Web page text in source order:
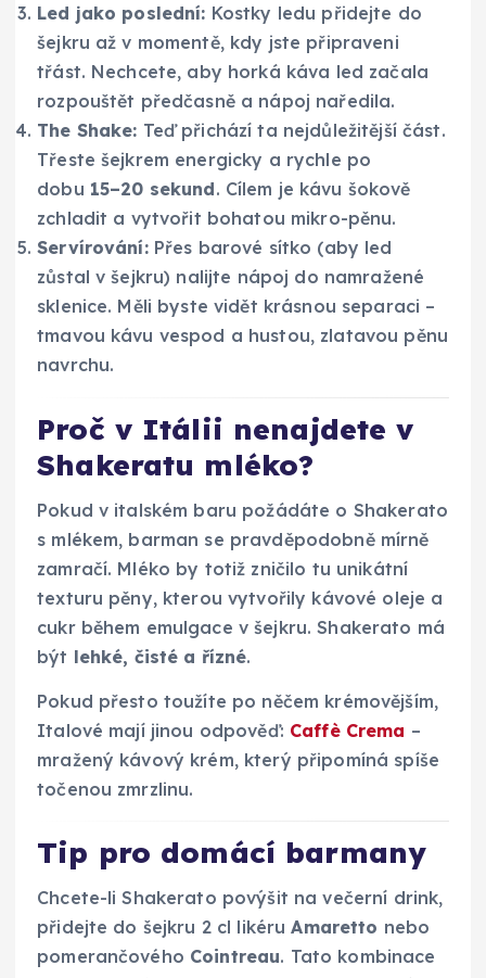
Led jako poslední: Kostky ledu přidejte do
šejkru až v momentě, kdy jste připraveni
třást. Nechcete, aby horká káva led začala
rozpouštět předčasně a nápoj naředila.
The Shake: Teď přichází ta nejdůležitější část.
Třeste šejkrem energicky a rychle po
dobu 15–20 sekund. Cílem je kávu šokově
zchladit a vytvořit bohatou mikro-pěnu.
Servírování:Přes barové sítko (aby led
zůstal v šejkru) nalijte nápoj do namražené
sklenice. Měli byste vidět krásnou separaci –
tmavou kávu vespod a hustou, zlatavou pěnu
navrchu.
Proč v Itálii nenajdete v
Shakeratu mléko?
Pokud v italském baru požádáte o Shakerato
s mlékem, barman se pravděpodobně mírně
zamračí. Mléko by totiž zničilo tu unikátní
texturu pěny, kterou vytvořily kávové oleje a
cukr během emulgace v šejkru. Shakerato má
být lehké, čisté a řízné.
Pokud přesto toužíte po něčem krémovějším,
Italové mají jinou odpověď: Caffè Crema –
mražený kávový krém, který připomíná spíše
točenou zmrzlinu.
Tip pro domácí barmany
Chcete-li Shakerato povýšit na večerní drink,
přidejte do šejkru 2 cl likéruAmaretto nebo
pomerančového Cointreau. Tato kombinace